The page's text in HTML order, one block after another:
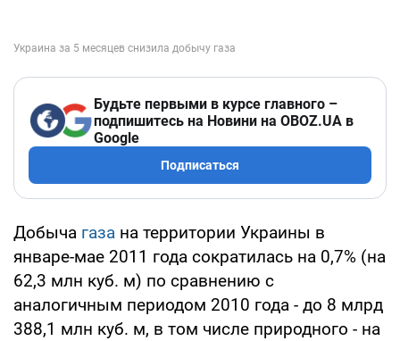
Будьте первыми в курсе главного –
подпишитесь на Новини на OBOZ.UA в
Google
Подписаться
Добыча газа на территории Украины в
январе-мае 2011 года сократилась на 0,7% (на
62,3 млн куб. м) по сравнению с
аналогичным периодом 2010 года - до 8 млрд
388,1 млн куб. м, в том числе природного - на